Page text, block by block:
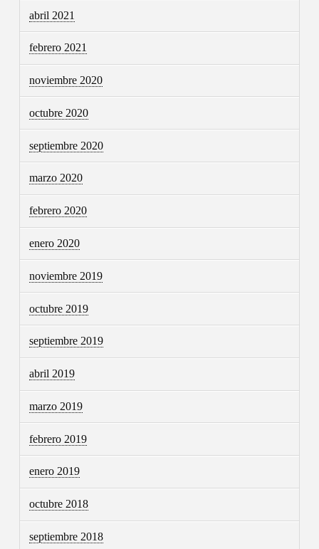
abril 2021
febrero 2021
noviembre 2020
octubre 2020
septiembre 2020
marzo 2020
febrero 2020
enero 2020
noviembre 2019
octubre 2019
septiembre 2019
abril 2019
marzo 2019
febrero 2019
enero 2019
octubre 2018
septiembre 2018